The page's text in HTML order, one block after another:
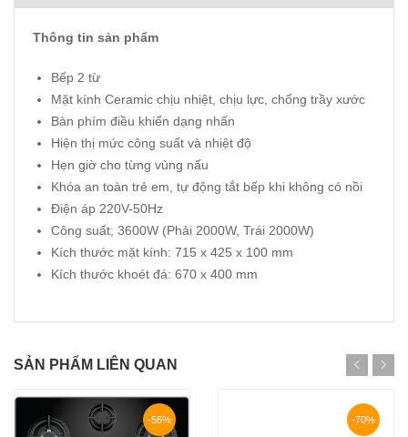
Thông tin sản phẩm
Bếp 2 từ
Mặt kính Ceramic chịu nhiệt, chịu lực, chống trầy xước
Bàn phím điều khiển dạng nhấn
Hiện thị mức công suất và nhiệt độ
Hẹn giờ cho từng vùng nấu
Khóa an toàn trẻ em, tự động tắt bếp khi không có nồi
Điện áp 220V-50Hz
Công suất; 3600W (Phải 2000W, Trái 2000W)
Kích thước mặt kính: 715 x 425 x 100 mm
Kích thước khoét đá: 670 x 400 mm
SẢN PHẨM LIÊN QUAN
-56% -70%